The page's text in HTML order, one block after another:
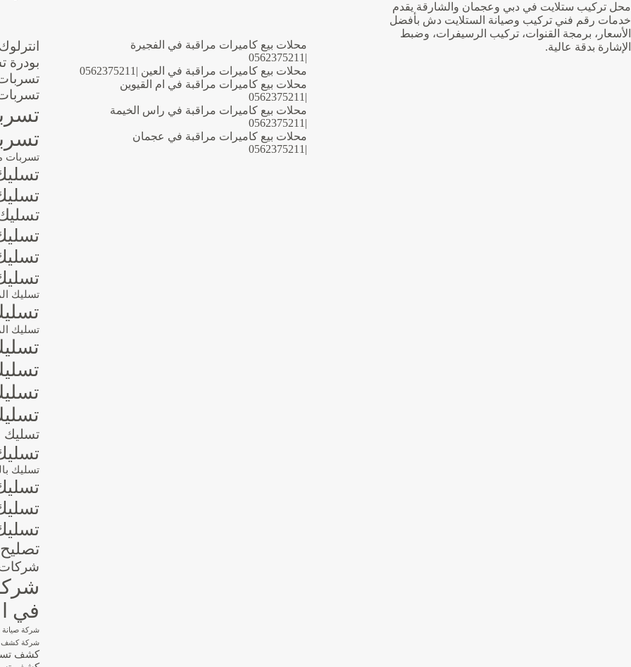
لصق
وتركيب
محل تركيب ستلايت في دبي وعجمان والشارقة يقدم
خدمات رقم فني تركيب وصيانة الستلايت دش بأفضل
الأسعار، برمجة القنوات، تركيب الرسيفرات، وضبط
الإشارة بدقة عالية.
محلات بيع كاميرات مراقبة في الفجيرة
|0562375211
محلات بيع كاميرات مراقبة في العين |0562375211
محلات بيع كاميرات مراقبة في ام القيوين
|0562375211
محلات بيع كاميرات مراقبة في راس الخيمة
|0562375211
محلات بيع كاميرات مراقبة في عجمان
|0562375211
بودرة
تسربات
تسربات
تسليك
تسليك
تسليك
تسليك
شركات
في
شركة
شركة كشف
كشف